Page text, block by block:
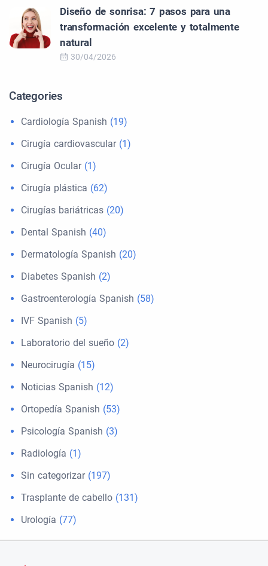
Diseño de sonrisa: 7 pasos para una
transformación excelente y totalmente
natural
30/04/2026
Categories
Cardiología Spanish (19)
Cirugía cardiovascular(1)
Cirugía Ocular(1)
Cirugía plástica (62)
Cirugías bariátricas (20)
Dental Spanish (40)
Dermatología Spanish (20)
Diabetes Spanish (2)
Gastroenterología Spanish (58)
IVF Spanish (5)
Laboratorio del sueño (2)
Neurocirugía (15)
Noticias Spanish (12)
Ortopedía Spanish (53)
Psicología Spanish (3)
Radiología (1)
Sin categorizar(197)
Trasplante de cabello (131)
Urología (77)